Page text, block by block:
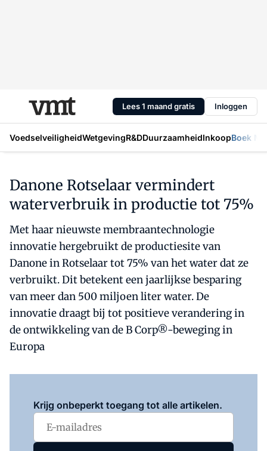
Lees 1 maand gratis Inloggen
VoedselveiligheidWetgevingR&DDuurzaamheidInkoopBoek
Danone Rotselaar vermindert
waterverbruik in productie tot 75%
Met haar nieuwste membraantechnologie
innovatie hergebruikt de productiesite van
Danone in Rotselaar tot 75% van het water dat ze
verbruikt. Dit betekent een jaarlijkse besparing
van meer dan 500 miljoen liter water. De
innovatie draagt bij tot positieve verandering in
de ontwikkeling van de B Corp®-beweging in
Europa
Krijg onbeperkt toegang tot alle artikelen.